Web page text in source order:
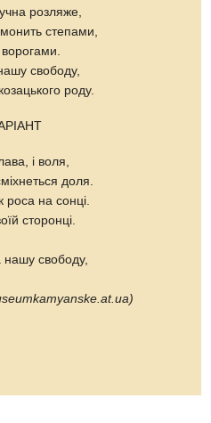
розляже,
степами,
свободу,
роду.
і воля,
доля.
роса на сонці.
сторонці.
свободу,